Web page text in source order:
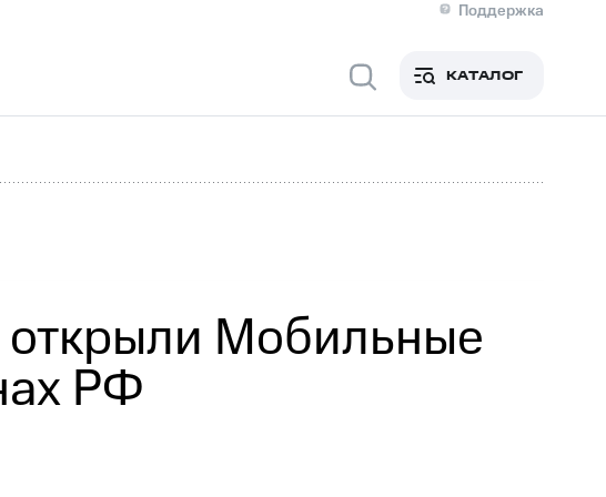
Поддержка
Медиа-центр
КонтактыНовости в регионе
Контроль и аудитРынок акций
КАТАЛОГ
Мобильные
РФ